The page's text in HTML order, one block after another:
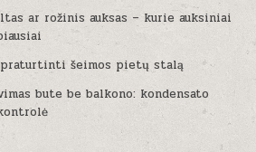
ar rožinis auksas – kurie auksiniai
praturtinti šeimos pietų stalą
bute be balkono: kondensato